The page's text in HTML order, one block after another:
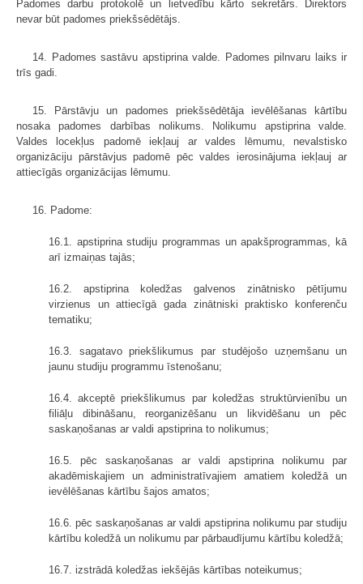
Padomes darbu protokolē un lietvedību kārto sekretārs. Direktors
nevar būt padomes priekšsēdētājs.
14. Padomes sastāvu apstiprina valde. Padomes pilnvaru laiks ir
trīs gadi.
15. Pārstāvju un padomes priekšsēdētāja ievēlēšanas kārtību
nosaka padomes darbības nolikums. Nolikumu apstiprina valde.
Valdes locekļus padomē iekļauj ar valdes lēmumu, nevalstisko
organizāciju pārstāvjus padomē pēc valdes ierosinājuma iekļauj ar
attiecīgās organizācijas lēmumu.
16. Padome:
16.1. apstiprina studiju programmas un apakšprogrammas, kā
arī izmaiņas tajās;
16.2. apstiprina koledžas galvenos zinātnisko pētījumu
virzienus un attiecīgā gada zinātniski praktisko konferenču
tematiku;
16.3. sagatavo priekšlikumus par studējošo uzņemšanu un
jaunu studiju programmu īstenošanu;
16.4. akceptē priekšlikumus par koledžas struktūrvienību un
filiāļu dibināšanu, reorganizēšanu un likvidēšanu un pēc
saskaņošanas ar valdi apstiprina to nolikumus;
16.5. pēc saskaņošanas ar valdi apstiprina nolikumu par
akadēmiskajiem un administratīvajiem amatiem koledžā un
ievēlēšanas kārtību šajos amatos;
16.6. pēc saskaņošanas ar valdi apstiprina nolikumu par studiju
kārtību koledžā un nolikumu par pārbaudījumu kārtību koledžā;
16.7. izstrādā koledžas iekšējās kārtības noteikumus;